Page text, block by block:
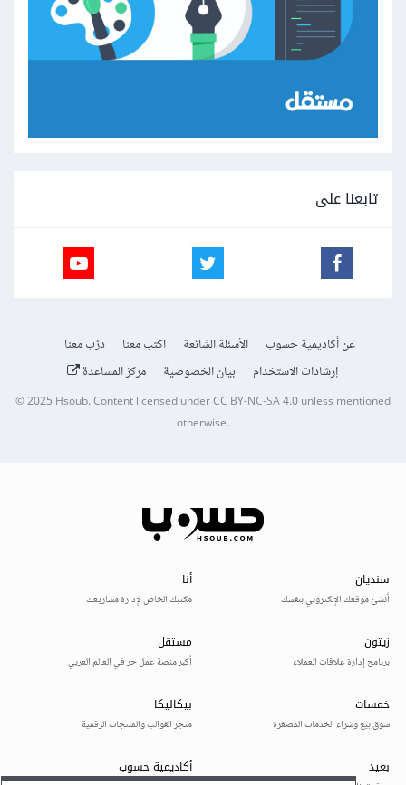
تابعنا على
عن أكاديمية حسوب الأسئلة الشائعة اكتب معنا
درّب معنا
إرشادات الاستخدام
بيان الخصوصية مركز المساعدة
© 2025Hsoub.Content licensed underCC BY-NC-SA 4.0unless mentioned
otherwise.